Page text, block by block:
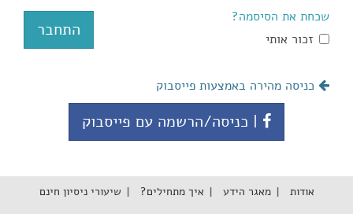
שכחת את הסיסמה?
זכור אותי
כניסה מהירה באמצעות פייסבוק
| כניסה/הרשמה עם פייסבוק
אודות מאגר הידע איך מתחילים? שיעורי ניסיון חינם